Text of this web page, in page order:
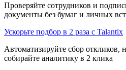
Проверяйте сотрудников и
документы без бумаг и личных
Ускорьте подбор в 2 раза с Talantix
Автоматизируйте сбор откликов,
собирайте аналитику в 2 клика